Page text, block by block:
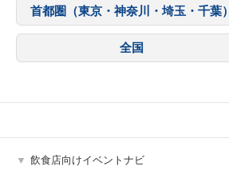
首都圏（東京・神奈川・埼玉・千葉）
全国
飲食店向けイベントナビ